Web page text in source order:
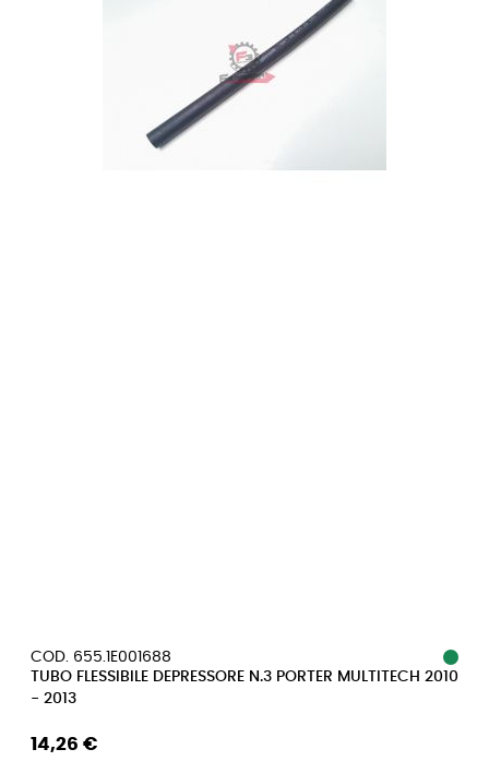
COD. 655.1E001688
TUBO FLESSIBILE DEPRESSORE N.3 PORTER MULTITECH 2010
- 2013
14,26 €